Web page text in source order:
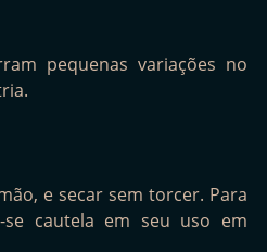
pequenas variações no
e secar sem torcer. Para
cautela em seu uso em